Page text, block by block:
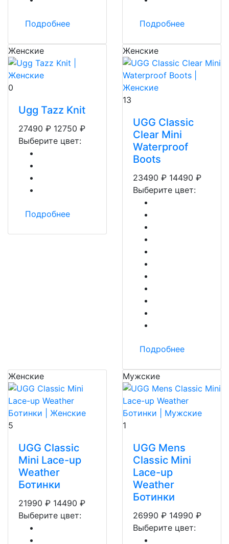
Подробнее Подробнее
Женские
0
Ugg Tazz Knit
27490 ₽ 12750 ₽
Выберите цвет:
Подробнее
Женские
13
UGG Classic
Clear Mini
Waterproof
Boots
23490 ₽ 14490 ₽
Выберите цвет:
Подробнее
Женские
5
UGG Classic
Mini Lace-up
Weather
Ботинки
21990 ₽ 14490 ₽
Выберите цвет:
Мужские
1
UGG Mens
Classic Mini
Lace-up
Weather
Ботинки
26990 ₽ 14990 ₽
Выберите цвет: